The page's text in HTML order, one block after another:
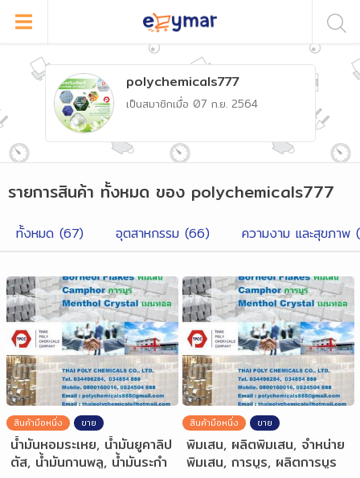
polychemicals777
เป็นสมาชิกเมื่อ 07 ก.ย. 2564
รายการสินค้า ทั้งหมด ของ polychemicals777
ทั้งหมด (67) อุตสาหกรรม (66) ความงาม และสุขภาพ (
สินค้ามือหนึ่ง ขาย
น้ำมันหอมระเหย, น้ำมันยูคาลิป
ตัส, น้ำมันกานพลู, น้ำมันระกำ
สินค้ามือหนึ่ง ขาย
พิมเสน, ผลิตพิมเสน, จำหน่าย
พิมเสน, การบูร, ผลิตการบูร